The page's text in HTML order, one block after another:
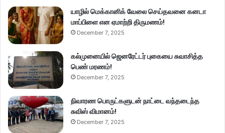
யாழில் மெக்கானிக் வேலை செய்தவனை கனடா
மாப்பிளை என ஏமாற்றி திருமணம்!
December 7, 2025
கல்முனையில் ஜெனரேட்டர் புகையை சுவாசித்த
பெண் மரணம்!
December 7, 2025
நிவாரண பொருட்களுடன் நாட்டை வந்தடைந்த
சுவிஸ் விமானம்!
December 7, 2025